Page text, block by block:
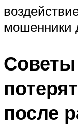
мошенники
после